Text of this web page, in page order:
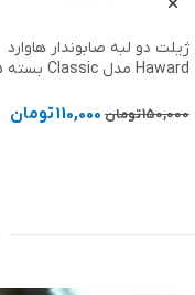
وان 50 گرم
تومان
انتخاب گزینه ها